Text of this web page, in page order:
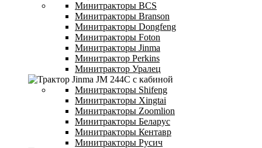
Минитракторы BCS
Минитракторы Branson
Минитракторы Dongfeng
Минитракторы Foton
Минитракторы Jinma
Минитрактор Perkins
Минитрактор Уралец
Минитракторы Shifeng
Минитракторы Xingtai
Минитракторы Zoomlion
Минитракторы Беларус
Минитракторы Кентавр
Минитракторы Русич